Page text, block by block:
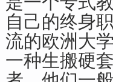
自己的终身
流的欧洲大
一种生搬硬